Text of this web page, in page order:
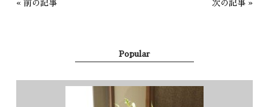
« 前の記事 次の記事 »
Popular